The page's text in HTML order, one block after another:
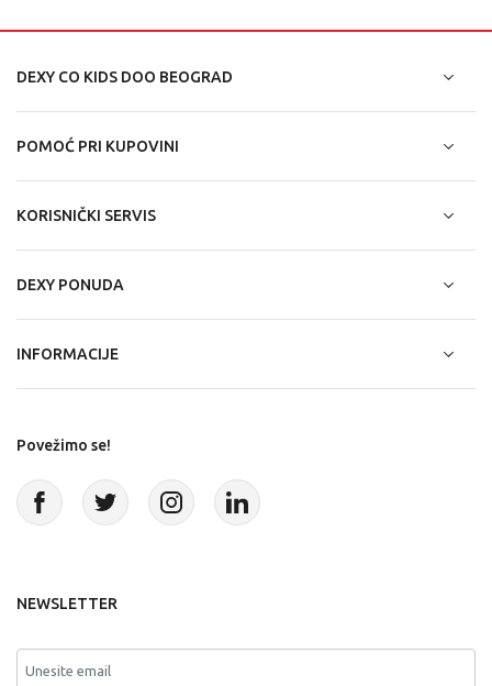
DEXY CO KIDS DOO BEOGRAD
POMOĆ PRI KUPOVINI
KORISNIČKI SERVIS
DEXY PONUDA
INFORMACIJE
Povežimo se!
NEWSLETTER